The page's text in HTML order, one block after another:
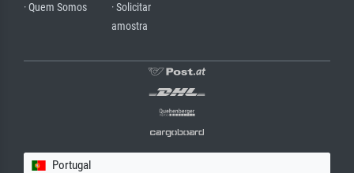
· Quem Somos
· Solicitar
amostra
Portugal